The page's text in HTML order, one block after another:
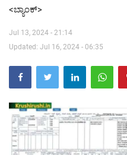
ಮುಂದಿನ 5 ದಿನಗಳ ಮಳೆ ಮಾಹಿತಿ
Contact Us
<ಬ್ಯಾಂಕ್>
Jul 13, 2024 - 21:14
Updated: Jul 16, 2024 - 06:35